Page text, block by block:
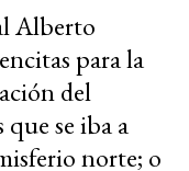
Alberto
para la
del
se iba a
norte; o